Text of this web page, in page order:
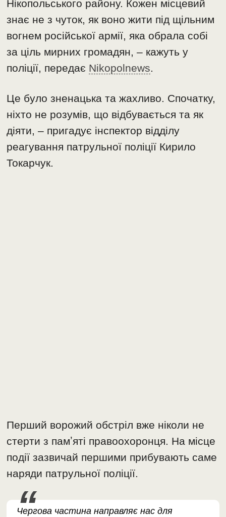
Нікопольського району. Кожен місцевий
знає не з чуток, як воно жити під щільним
вогнем російської армії, яка обрала собі
за ціль мирних громадян, – кажуть у
поліції, передає Nikopolnews.
Це було зненацька та жахливо. Спочатку,
ніхто не розумів, що відбувається та як
діяти, – пригадує інспектор відділу
реагування патрульної поліції Кирило
Токарчук.
Перший ворожий обстріл вже ніколи не
стерти з памʼяті правоохоронця. На місце
події зазвичай першими прибувають саме
наряди патрульної поліції.
Чергова частина направляє нас для